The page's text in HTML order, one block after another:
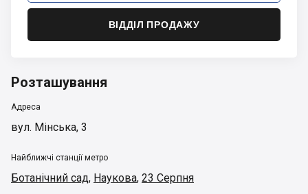
ВІДДІЛ ПРОДАЖУ
Розташування
Адреса
вул. Мінська, 3
Найближчі станції метро
Ботанічний сад, Наукова, 23 Серпня